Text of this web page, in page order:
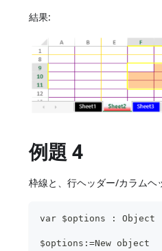
結果:
例題 4
枠線と、行ヘッダー/カラムヘ
var $options : Object
$options:=New object